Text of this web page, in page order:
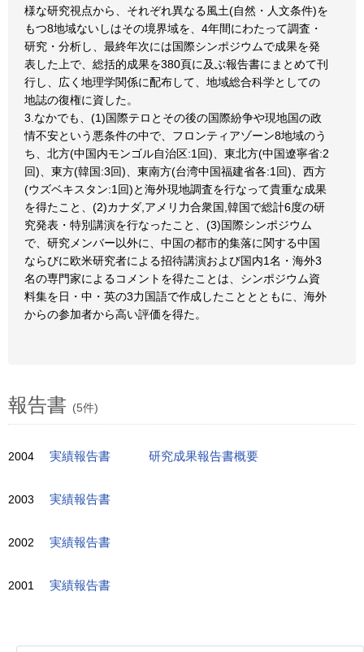
様な研究視点から、それぞれ異なる風土(自然・人文条件)を
もつ8地域ないしはその境界域を、4年間にわたって調査・
研究・分析し、最終年次には国際シンポジウムで成果を発
表した上で、総括的成果を380頁に及ぶ報告書にまとめて刊
行し、広く地理学関係に配布して、地域総合科学としての
地誌の復権に資した。
3.なかでも、(1)国際テロとその後の国際紛争や現地国の政
情不安という悪条件の中で、フロンティアゾーン8地域のう
ち、北方(中国内モンゴル自治区:1回)、東北方(中国遼寧省:2
回)、東方(韓国:3回)、東南方(台湾中国福建省各:1回)、西方
(ウズベキスタン:1回)と海外現地調査を行なって貴重な成果
を得たこと、(2)カナダ,アメリ力合衆国,韓国で総計6度の研
究発表・特別講演を行なったこと、(3)国際シンポジウム
で、研究メンバー以外に、中国の都市的集落に関する中国
ならびに欧米研究者による招待講演および国内1名・海外3
名の専門家によるコメントを得たことは、シンポジウム資
料集を日・中・英の3力国語で作成したこととともに、海外
からの参加者から高い評価を得た。
報告書 (5件)
2004 実績報告書 研究成果報告書概要
2003 実績報告書
2002 実績報告書
2001 実績報告書